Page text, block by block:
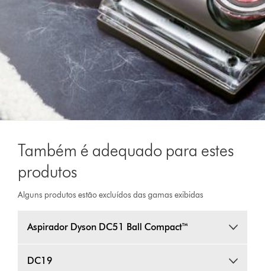
Também é adequado para estes
produtos
Alguns produtos estão excluídos das gamas exibidas
Aspirador Dyson DC51 Ball Compact™
DC19